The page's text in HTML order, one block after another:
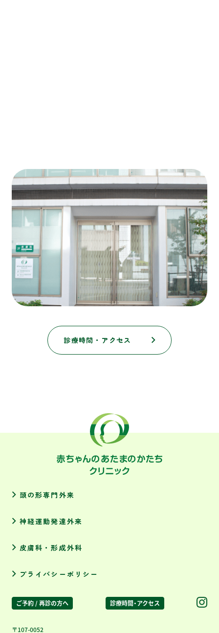
診療時間・アクセス
頭の形専門外来
神経運動発達外来
皮膚科・形成外科
プライバシーポリシー
ご予約 / 再診の方へ 診療時間・アクセス
〒107-0052